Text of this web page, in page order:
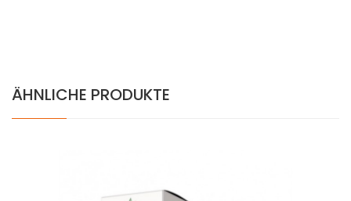
ÄHNLICHE PRODUKTE